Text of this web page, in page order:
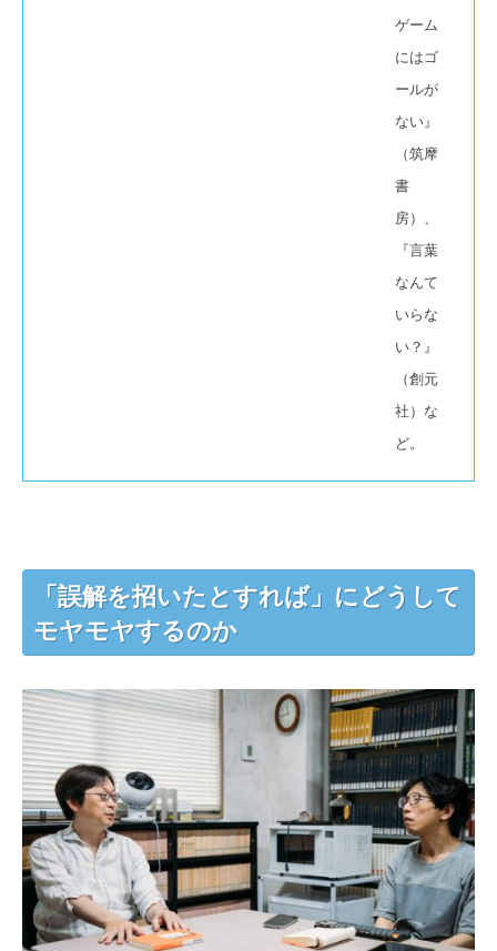
ゲーム
にはゴ
ールが
ない』
（筑摩
書
房）、
『言葉
なんて
いらな
い？』
（創元
社）な
ど。
「誤解を招いたとすれば」にどうして
モヤモヤするのか